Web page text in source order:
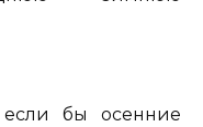
бы осенние